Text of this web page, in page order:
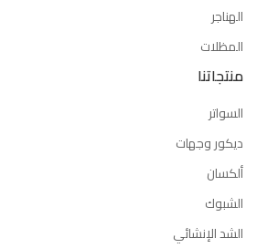
الهناجر
المظلات
منتجاتنا
السواتر
ديكور وجهات
ألكسان
الشبوك
الشد الإنشائي